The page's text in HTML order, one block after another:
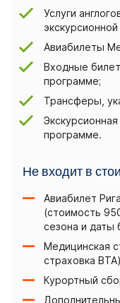
Услуги
экскурсионной
Авиабилеты
Входные
программе;
Трансферы,
программе.
Не входит в
Авиабилет
(стоимость
сезона и даты
Медицинская
страховка
Курортный